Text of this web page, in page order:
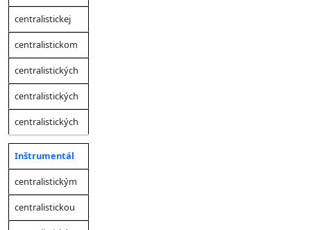
centralistickej
centralistickom
centralistických
centralistických
centralistických
Inštrumentál
centralistickým
centralistickou